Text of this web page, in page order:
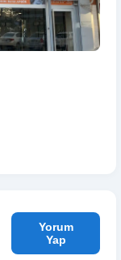
Yorum
Yap